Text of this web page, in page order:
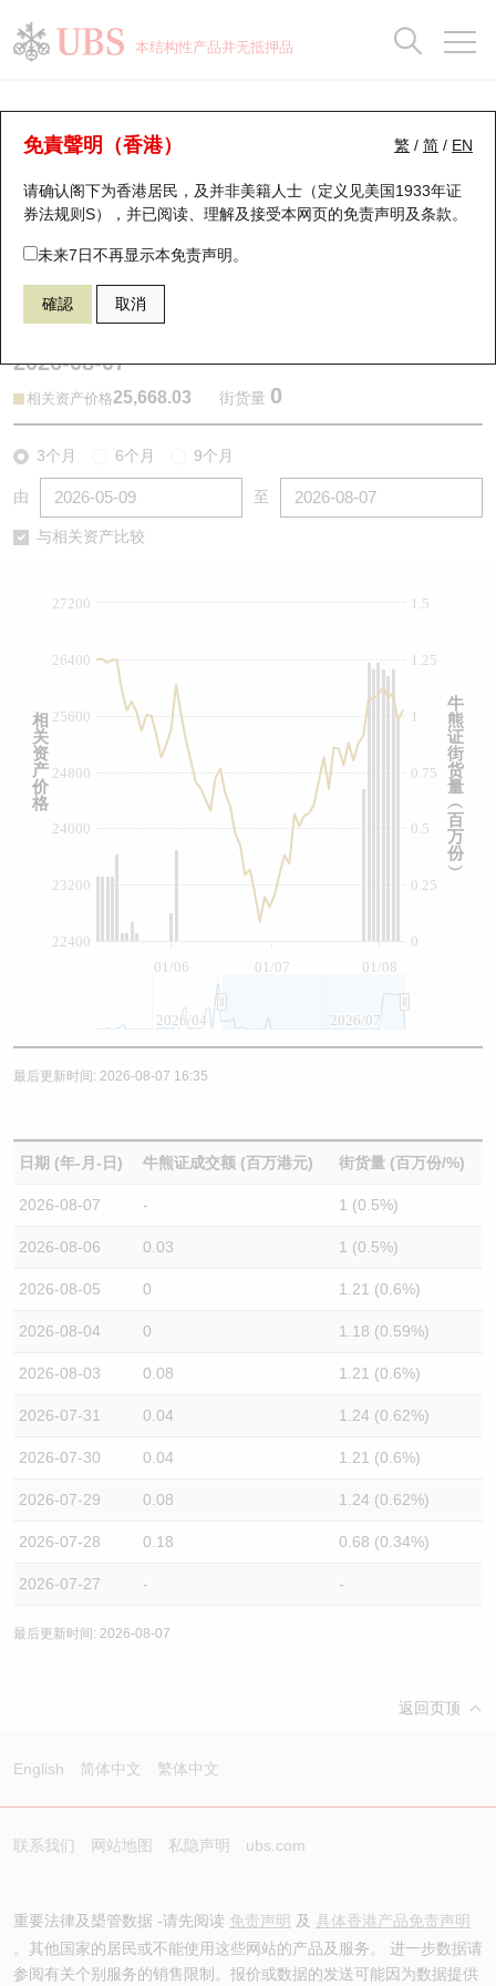
本结构性产品并无抵押品
繁 / 简 / EN
免責聲明（香港）
请确认阁下为香港居民，及并非美籍人士（定义见美国1933年证
券法规则S），并已阅读、理解及接受本网页的免责声明及条款。
未来7日不再显示本免责声明。
確認 取消
牛熊证分析仪
表现 街货统计 比较
68686 瑞银熊证 HSI 恒生指数
2026-08-07
相关资产价格25,668.03 街货量 0
3个月 6个月 9个月
由 至
与相关资产比较
01/06 01/08
01/07
0
1.5
0.25
0.5
0.75
1
1.25
22400
23200
24000
24800
25600
26400
27200
2026/04 2026/07
牛
熊
证
街
货
量
︵
百
万
份
︶
相
关
资
产
价
格
最后更新时间: 2026-08-07 16:35
日期 (年-月-日) 牛熊证成交额 (百万港元) 街货量 (百万份/%)
2026-08-07 - 1 (0.5%)
2026-08-06 0.03 1 (0.5%)
2026-08-05 0 1.21 (0.6%)
2026-08-04 0 1.18 (0.59%)
2026-08-03 0.08 1.21 (0.6%)
2026-07-31 0.04 1.24 (0.62%)
2026-07-30 0.04 1.21 (0.6%)
2026-07-29 0.08 1.24 (0.62%)
2026-07-28 0.18 0.68 (0.34%)
2026-07-27 - -
最后更新时间: 2026-08-07
返回页顶
English 简体中文 繁体中文
联系我们 网站地图 私隐声明 ubs.com
重要法律及槼管数据 -请先阅读 免责声明 及 具体香港产品免责声明
。其他国家的居民或不能使用这些网站的产品及服务。 进一步数据请
参阅有关个别服务的销售限制。报价或数据的发送可能因为数据提供
瑞银认股证一览
新发行瑞银认股证
即将到期认股证
认股证到期结算价查找
认股证分析仪
认股证/牛熊证日志
街货统计
比较
牛熊全景快搜
牛熊证搜寻
牛熊证街货分布图
正股牛熊证列表
新发行瑞银牛熊证
牛熊证到期结算价查找
牛熊证文件及公告
牛熊证文件及公告 (瑞信)
街货统计
比较
十大升幅/跌幅
十大认股证成交分布
十天股证占大市成交
资金流
街货统计
正股分析仪
二十大活跃股份
恒指成份股
国指成份股
科指成份股
中资ETFs溢价比较
收市竞价变化
持股比重
显示所有持股比重
每月轮证大市专题
轮证专栏
讲座及教育短片
认股证投资者教育
牛熊证投资者教育